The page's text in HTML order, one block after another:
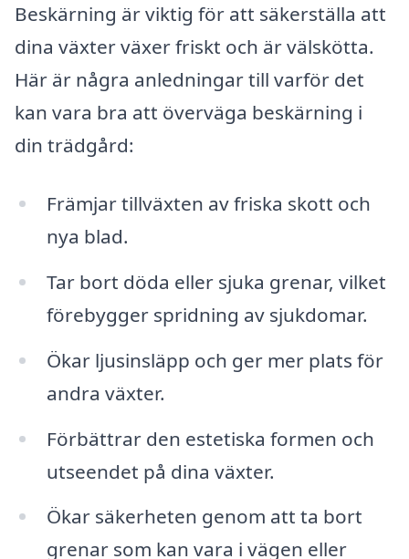
Beskärning är viktig för att säkerställa att
dina växter växer friskt och är välskötta.
Här är några anledningar till varför det
kan vara bra att överväga beskärning i
din trädgård:
Främjar tillväxten av friska skott och
nya blad.
Tar bort döda eller sjuka grenar, vilket
förebygger spridning av sjukdomar.
Ökar ljusinsläpp och ger mer plats för
andra växter.
Förbättrar den estetiska formen och
utseendet på dina växter.
Ökar säkerheten genom att ta bort
grenar som kan vara i vägen eller